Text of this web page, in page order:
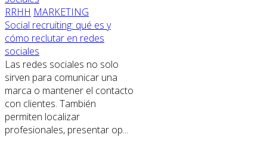
RRHH MARKETING
Social recruiting: qué es y
cómo reclutar en redes
sociales
Las redes sociales no solo
sirven para comunicar una
marca o mantener el contacto
con clientes. También
permiten localizar
profesionales, presentar op...